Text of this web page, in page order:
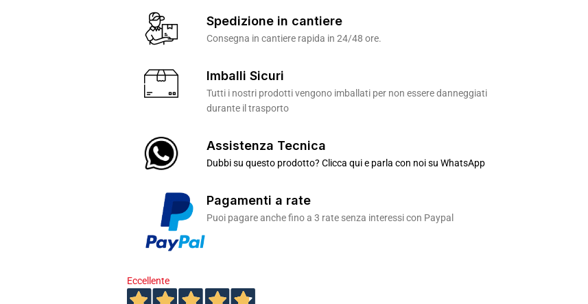
Spedizione in cantiere
Consegna in cantiere rapida in 24/48 ore.
Imballi Sicuri
Tutti i nostri prodotti vengono imballati per non essere danneggiati
durante il trasporto
Assistenza Tecnica
Dubbi su questo prodotto? Clicca qui e parla con noi su WhatsApp
Pagamenti a rate
Puoi pagare anche fino a 3 rate senza interessi con Paypal
Eccellente